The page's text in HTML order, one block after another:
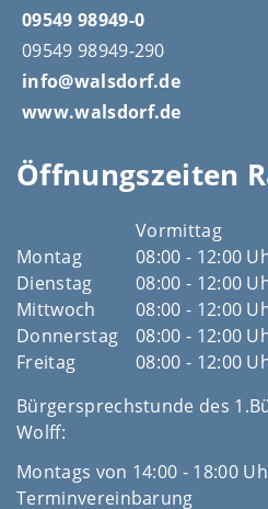
09549 98949-0
09549 98949-290
info@walsdorf.de
www.walsdorf.de
Öffnungszeiten
Vormittag
Montag
08:00 - 12:00
Dienstag
08:00 - 12:00
Mittwoch
08:00 - 12:00
Donnerstag
08:00 - 12:00
Freitag
08:00 - 12:00
Bürgersprechstunde des
Wolff:
Montags von 14:00 - 18:00
Terminvereinbarung